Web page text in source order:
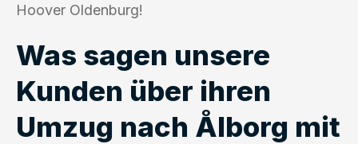
Hoover Oldenburg!
Was sagen unsere
Kunden über ihren
Umzug nach Ålborg mit